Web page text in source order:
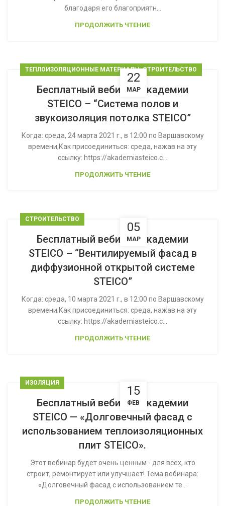
благодаря его благоприятн...
ПРОДОЛЖИТЬ ЧТЕНИЕ
22
МАР
ТЕПЛОИЗОЛЯЦИОННЫЕ МАТЕРИАЛЫ,CТРОИТЕЛЬСТВО
Бесплатный вебинар Академии
STEICO – “Система полов и
звукоизоляция потолка STEICO”
Когда: среда, 24 марта 2021 г., в 12:00 по Bаршавскому
времени;Как присоединиться: среда, нажав на эту
ссылку: https://akademiasteico.c...
ПРОДОЛЖИТЬ ЧТЕНИЕ
05
МАР
CТРОИТЕЛЬСТВО
Бесплатный вебинар Академии
STEICO – “Вентилируемый фасад в
диффузионной открытой системе
STEICO”
Когда: среда, 10 марта 2021 г., в 12:00 по Bаршавскому
времени;Как присоединиться: среда, нажав на эту
ссылку: https://akademiasteico.c...
ПРОДОЛЖИТЬ ЧТЕНИЕ
15
ФЕВ
ИЗОЛЯЦИЯ
Бесплатный вебинар Академии
STEICO — «Долговечный фасад с
использованием теплоизоляционных
плит STEICO».
Этот вебинар будет очень ценным - для всех, кто
строит, ремонтирует или улучшает! Тема вебинара:
«Долговечный фасад с использованием те...
ПРОДОЛЖИТЬ ЧТЕНИЕ